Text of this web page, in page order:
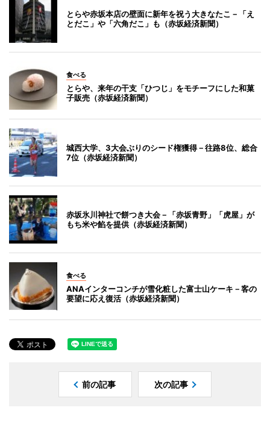
とらや赤坂本店の壁面に新年を祝う大きなたこ－「え
とだこ」や「六角だこ」も（赤坂経済新聞）
食べる
とらや、来年の干支「ひつじ」をモチーフにした和菓
子販売（赤坂経済新聞）
城西大学、3大会ぶりのシード権獲得－往路8位、総合
7位（赤坂経済新聞）
赤坂氷川神社で餅つき大会－「赤坂青野」「虎屋」が
もち米や餡を提供（赤坂経済新聞）
食べる
ANAインターコンチが雪化粧した富士山ケーキ－客の
要望に応え復活（赤坂経済新聞）
前の記事 次の記事